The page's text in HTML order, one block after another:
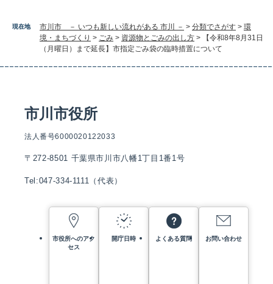
現在地 市川市 － いつも新しい流れがある 市川 － > 分類でさがす > 環
境・まちづくり > ごみ > 資源物とごみの出し方 >
【令和8年8月31日
（月曜日）まで延長】市指定ごみ袋の臨時措置について
市川市役所
法人番号6000020122033
〒272-8501 千葉県市川市八幡1丁目1番1号
Tel:047-334-1111（代表）
市役所へのアク
セス
開庁日時 よくある質問 お問い合わせ